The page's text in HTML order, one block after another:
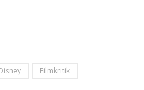
Filmkritik